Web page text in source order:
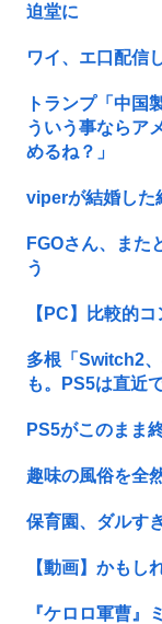
迫堂に
ワイ、エ口配信
トランプ「中国
ういう事ならア
めるね？」
viperが結婚した
FGOさん、また
う
【PC】比較的
多根「Switch2
も。PS5は直近
PS5がこのまま
趣味の風俗を全
保育園、ダルす
【動画】かもし
『ケロロ軍曹』